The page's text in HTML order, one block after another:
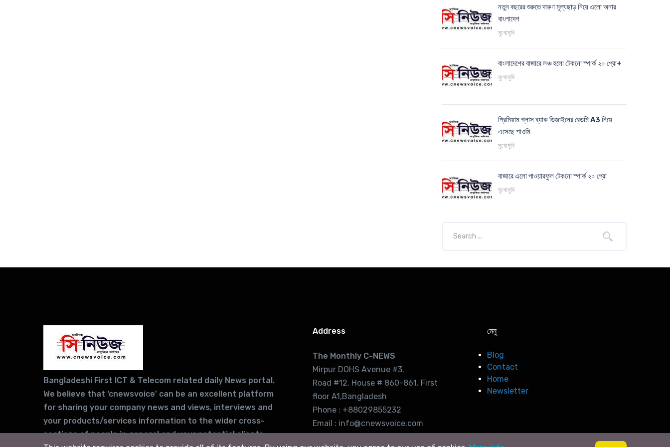
নতুন বছরের শুরুতে দারুণ মূল্যছাড় নিয়ে এলো অনার
বাংলাদেশ
মুখোমুখি
বাংলাদেশের বাজারে লঞ্চ হলো টেকনো স্পার্ক ২০ প্রো+
মুখোমুখি
প্রিমিয়াম গ্লাস ব্যাক ডিজাইনের রেডমি A3 নিয়ে
এসেছে শাওমি
মুখোমুখি
বাজারে এলো পাওয়ারফুল টেকনো স্পার্ক ২০ প্রো
মুখোমুখি
Bangladeshi First ICT & Telecom related daily News portal.
We believe that ‘cnewsvoice’ can be an excellent platform
for sharing your company news and views, interviews and
your products/services information to the wider cross-
sections of people in general and your potential clients
Address
The Monthly C-NEWS
Mirpur DOHS Avenue #3.
Road #12. House # 860-861. First
floor A1,Bangladesh
Phone : +88029855232
Email : info@cnewsvoice.com
মেনু
Blog
Contact
Home
Newsletter